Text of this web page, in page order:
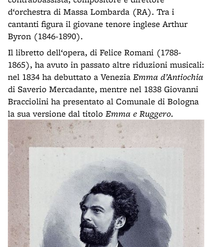
d‘orchestra di Massa Lombarda (RA). Tra i
cantanti figura il giovane tenore inglese Arthur
Byron (1846-1890).
Il libretto dell‘opera, di Felice Romani (1788-
1865), ha avuto in passato altre riduzioni musicali:
nel 1834 ha debuttato a Venezia Emma d’Antiochia
di Saverio Mercadante, mentre nel 1838 Giovanni
Bracciolini ha presentato al Comunale di Bologna
la sua versione dal titolo Emma e Ruggero.